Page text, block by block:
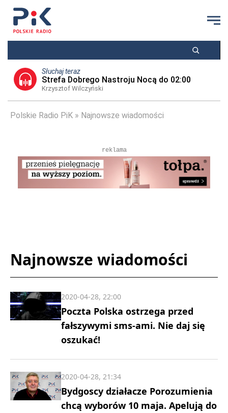
Słuchaj teraz
Strefa Dobrego Nastroju Nocą do 02:00
Krzysztof Wilczyński
Polskie Radio PiK Najnowsze wiadomości
reklama
Najnowsze wiadomości
Poczta Polska ostrzega przed
fałszywymi sms-ami. Nie daj się
oszukać!
2020-04-28, 22:00
Bydgoscy działacze Porozumienia
chcą wyborów 10 maja. Apelują do
2020-04-28, 21:34